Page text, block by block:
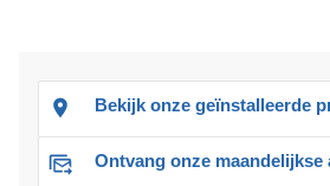
Bekijk onze geïnstalleerde
Ontvang onze maandelijkse